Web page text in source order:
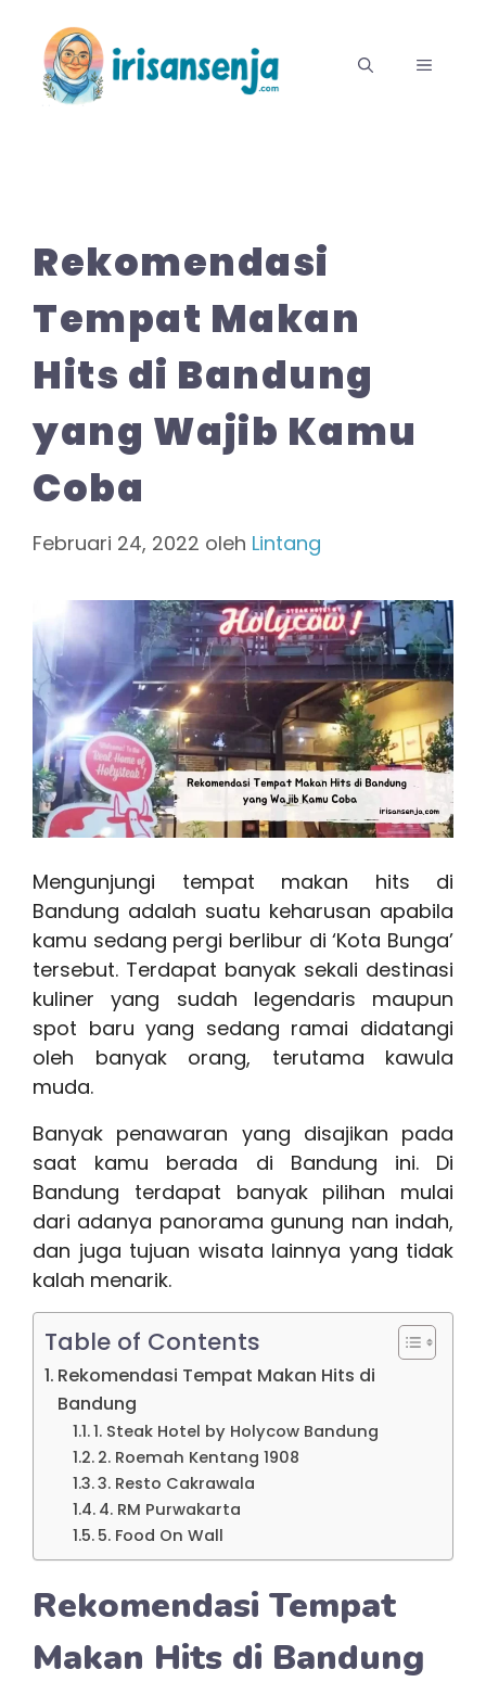
MENU
Rekomendasi
Tempat Makan
Hits di Bandung
yang Wajib Kamu
Coba
Februari 24, 2022 oleh Lintang
Mengunjungi tempat makan hits di
Bandung adalah suatu keharusan apabila
kamu sedang pergi berlibur di ‘Kota Bunga’
tersebut. Terdapat banyak sekali destinasi
kuliner yang sudah legendaris maupun
spot baru yang sedang ramai didatangi
oleh banyak orang, terutama kawula
muda.
Banyak penawaran yang disajikan pada
saat kamu berada di Bandung ini. Di
Bandung terdapat banyak pilihan mulai
dari adanya panorama gunung nan indah,
dan juga tujuan wisata lainnya yang tidak
kalah menarik.
Table of Contents
Rekomendasi Tempat Makan Hits di
Bandung
1. Steak Hotel by Holycow Bandung
2. Roemah Kentang 1908
3. Resto Cakrawala
4. RM Purwakarta
5. Food On Wall
Rekomendasi Tempat
Makan Hits di Bandung